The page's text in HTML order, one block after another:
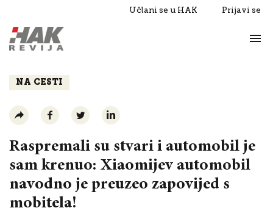
Učlani se u HAK Prijavi se
Razgovori
NA CESTI
Raspremali su stvari i automobil je
sam krenuo: Xiaomijev automobil
navodno je preuzeo zapovijed s
mobitela!